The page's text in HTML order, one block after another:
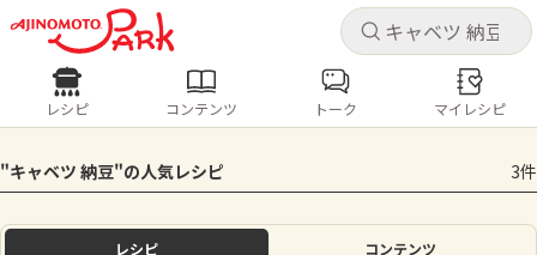
キャ
ログインするとレシピを保存できます
ログイン
キャ
レシピ コンテンツ
人気の食材・レシピ
レシピ コンテンツ トーク マイレシピ
"キャベツ 納豆"の人気レシピ 3件
レシピ コンテンツ